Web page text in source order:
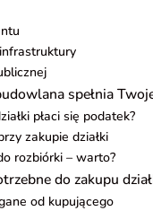
spełnia
płaci się podatek?
zakupie działki
rozbiórki – warto?
do zakupu
od kupującego